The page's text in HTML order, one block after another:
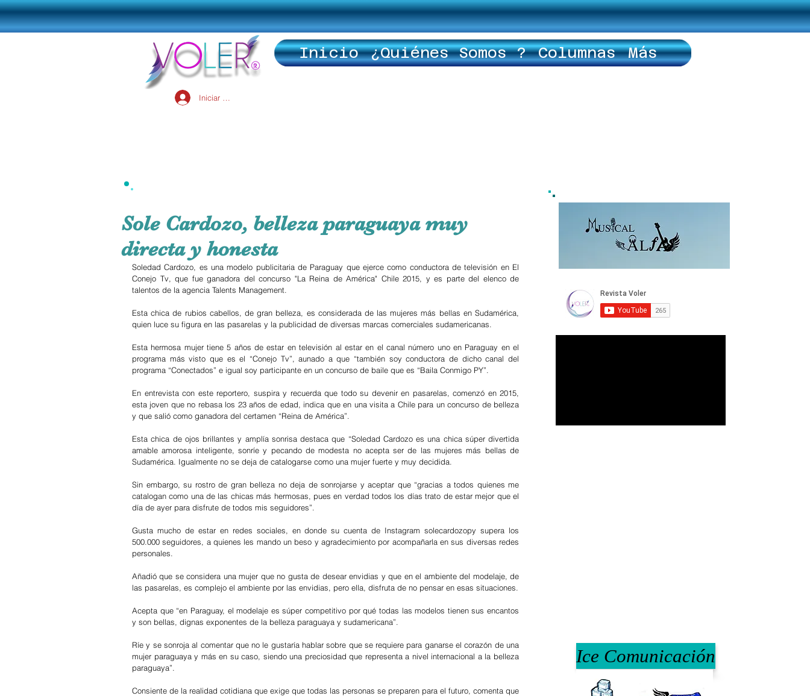
Inicio ¿Quiénes Somos ? Columnas Más
Iniciar sesión
Sole Cardozo, belleza paraguaya muy
directa y honesta
Soledad Cardozo, es una modelo publicitaria de Paraguay que ejerce como conductora de televisión en El
Conejo Tv, que fue ganadora del concurso "La Reina de América" Chile 2015, y es parte del elenco de
talentos de la agencia Talents Management.
Esta chica de rubios cabellos, de gran belleza, es considerada de las mujeres más bellas en Sudamérica,
quien luce su figura en las pasarelas y la publicidad de diversas marcas comerciales sudamericanas.
Esta hermosa mujer tiene 5 años de estar en televisión al estar en el canal número uno en Paraguay en el
programa más visto que es el “Conejo Tv”, aunado a que “también soy conductora de dicho canal del
programa “Conectados” e igual soy participante en un concurso de baile que es “Baila Conmigo PY”.
En entrevista con este reportero, suspira y recuerda que todo su devenir en pasarelas, comenzó en 2015,
esta joven que no rebasa los 23 años de edad, indica que en una visita a Chile para un concurso de belleza
y que salió como ganadora del certamen “Reina de América”.
Esta chica de ojos brillantes y amplía sonrisa destaca que “Soledad Cardozo es una chica súper divertida
amable amorosa inteligente, sonríe y pecando de modesta no acepta ser de las mujeres más bellas de
Sudamérica. Igualmente no se deja de catalogarse como una mujer fuerte y muy decidida.
Sin embargo, su rostro de gran belleza no deja de sonrojarse y aceptar que “gracias a todos quienes me
catalogan como una de las chicas más hermosas, pues en verdad todos los días trato de estar mejor que el
día de ayer para disfrute de todos mis seguidores”.
Gusta mucho de estar en redes sociales, en donde su cuenta de Instagram solecardozopy supera los
500.000 seguidores, a quienes les mando un beso y agradecimiento por acompañarla en sus diversas redes
personales.
Añadió que se considera una mujer que no gusta de desear envidias y que en el ambiente del modelaje, de
las pasarelas, es complejo el ambiente por las envidias, pero ella, disfruta de no pensar en esas situaciones.
Acepta que “en Paraguay, el modelaje es súper competitivo por qué todas las modelos tienen sus encantos
y son bellas, dignas exponentes de la belleza paraguaya y sudamericana”.
Ríe y se sonroja al comentar que no le gustaría hablar sobre que se requiere para ganarse el corazón de una
mujer paraguaya y más en su caso, siendo una preciosidad que representa a nivel internacional a la belleza
paraguaya”.
Consiente de la realidad cotidiana que exige que todas las personas se preparen para el futuro, comenta que
Ice Comunicación